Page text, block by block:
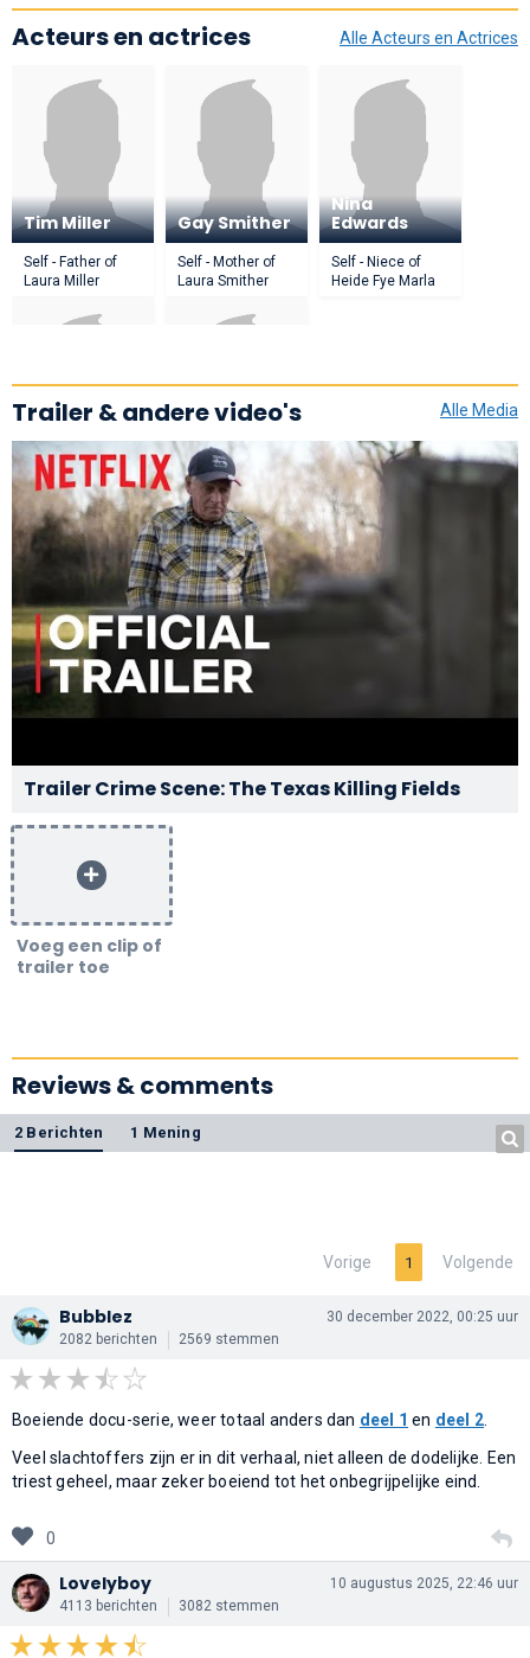
Alle Acteurs en Actrices
Acteurs en actrices
Tim Miller
Self - Father of
Laura Miller
Gay Smither
Self - Mother of
Laura Smither
Nina
Edwards
Self - Niece of
Heide Fye Marla
Lise Olsen
Self - Investigative
Journalist
Richard
Rennison
Self - Supervisory
Senior Resident
Agent, FBI
Trailer & andere video's
Trailer Crime Scene: The Texas Killing Fields
Alle Media
Voeg een clip of
trailer toe
Reviews & comments
2 Berichten 1 Mening
Vorige 1 Volgende
Bubblez
2082 berichten 2569 stemmen
30 december 2022, 00:25 uur
Boeiende docu-serie, weer totaal anders dan deel 1 en deel 2
Veel slachtoffers zijn er in dit verhaal, niet alleen de dodelijke. Een
triest geheel, maar zeker boeiend tot het onbegrijpelijke eind.
0
Lovelyboy
4113 berichten 3082 stemmen
10 augustus 2025, 22:46 uur